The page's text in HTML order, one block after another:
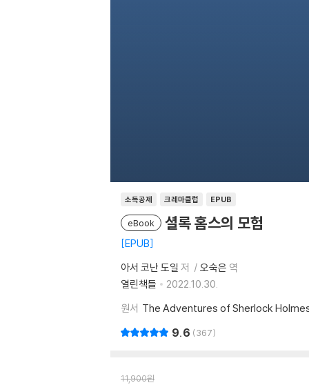
소득공제 크레마클럽 EPUB
eBook 셜록 홈스의 모험
EPUB
아서 코난 도일 저 오숙은 역
열린책들
2022.10.30.
원서 The Adventures of Sherlock
9.6 367
11,900원